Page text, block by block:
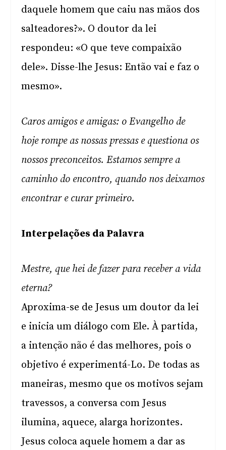
daquele homem que caiu nas mãos dos
salteadores?». O doutor da lei
respondeu: «O que teve compaixão
dele». Disse-lhe Jesus: Então vai e faz o
mesmo».
Caros amigos e amigas: o Evangelho de
hoje rompe as nossas pressas e questiona os
nossos preconceitos. Estamos sempre a
caminho do encontro, quando nos deixamos
encontrar e curar primeiro.
Interpelações da Palavra
Mestre, que hei de fazer para receber a vida
eterna?
Aproxima-se de Jesus um doutor da lei
e inicia um diálogo com Ele. À partida,
a intenção não é das melhores, pois o
objetivo é experimentá-Lo. De todas as
maneiras, mesmo que os motivos sejam
travessos, a conversa com Jesus
ilumina, aquece, alarga horizontes.
Jesus coloca aquele homem a dar as